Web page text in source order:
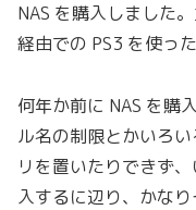
NAS を購入しました
経由での PS3 を使っ
何年か前に NAS を購
ル名の制限とかいろ
リを置いたりできず
入するに辺り、かな